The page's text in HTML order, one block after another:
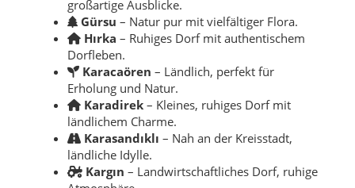
großartige Ausblicke.
Gürsu – Natur pur mit vielfältiger Flora.
Hırka – Ruhiges Dorf mit authentischem
Dorfleben.
Karacaören – Ländlich, perfekt für
Erholung und Natur.
Karadirek – Kleines, ruhiges Dorf mit
ländlichem Charme.
Karasandıklı – Nah an der Kreisstadt,
ländliche Idylle.
Kargın – Landwirtschaftliches Dorf, ruhige